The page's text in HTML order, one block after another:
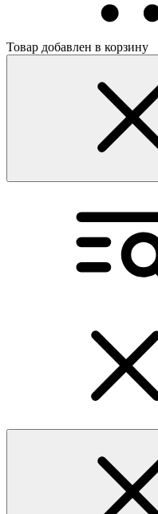
Товар добавлен в корзину